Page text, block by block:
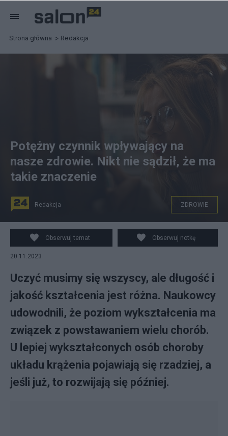
Strona główna Redakcja
Jak edukacja wpływa na ryzyko sercowo-krążeniowe.
Fot. Pixabay
Potężny czynnik wpływający na
nasze zdrowie. Nikt nie sądził, że ma
takie znaczenie
Redakcja ZDROWIE
Obserwuj temat Obserwuj notkę
20.11.2023
Uczyć musimy się wszyscy, ale długość i
jakość kształcenia jest różna. Naukowcy
udowodnili, że poziom wykształcenia ma
związek z powstawaniem wielu chorób.
U lepiej wykształconych osób choroby
układu krążenia pojawiają się rzadziej, a
jeśli już, to rozwijają się później.